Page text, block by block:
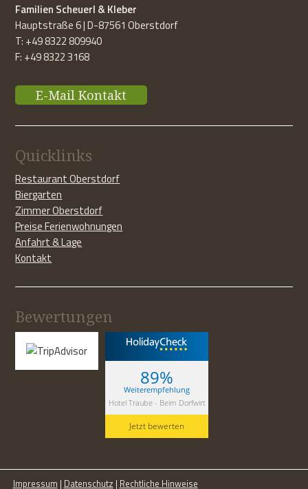
Familien Scheuerl & Kleber
Hauptstraße 6 | D-87561 Oberstdorf
T: +49 8322 809940
F: +49 8322 3168
E-Mail Kontakt
Quicklinks
Restaurant Oberstdorf
Biergarten
Zimmer Oberstdorf
Preise Ferienwohnungen
Anfahrt & Lage
Kontakt
Bewertungen
89%
Weiterempfehlung
Hotel Traube - Beim Dorfwirt
Jetzt bewerten
Impressum | Datenschutz | Rechtliche Hinweise